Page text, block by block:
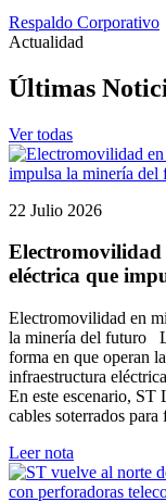
Respaldo Corporativo
Actualidad
Últimas
Ver todas
22 Julio 2026
eléctrica que
Electromovilidad en
la minería del futuro
forma en que operan
infraestructura
En este escenario, ST
cables soterrados
Leer nota